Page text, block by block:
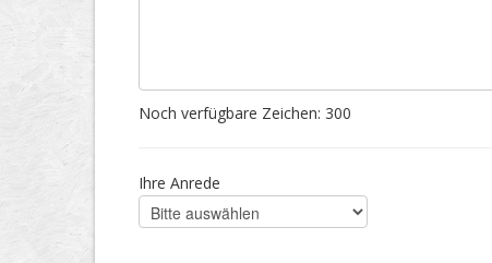
Noch verfügbare Zeichen: 300
Ihre Anrede